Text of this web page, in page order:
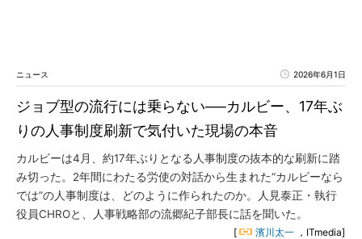
ニュース 2026年6月1日
ジョブ型の流行には乗らない──カルビー、17年ぶ
りの人事制度刷新で気付いた現場の本音
カルビーは4月、約17年ぶりとなる人事制度の抜本的な刷新に踏
み切った。2年間にわたる労使の対話から生まれた“カルビーなら
では”の人事制度は、どのように作られたのか。人見泰正・執行
役員CHROと、人事戦略部の流郷紀子部長に話を聞いた。
[ 濱川太一 ，ITmedia]